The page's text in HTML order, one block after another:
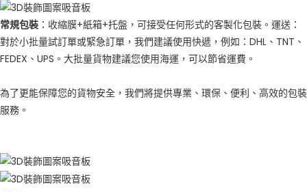
常規包裝 ：收縮膜+紙箱+托盤，可接受任何形式的客製化包裝。運送：
對於小批量試訂單或緊急訂單，我們建議使用快遞，例如：DHL、TNT、
FEDEX、UPS。大批量貨物建議您使用海運，可以節省運費。
為了更能保障您的貨物安全，我們將提供專業、環保、便利、高效的包裝
服務。